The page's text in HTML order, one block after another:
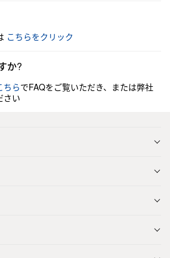
こちらをクリック
か?
ちらでFAQをご覧いただき、または弊社
さい